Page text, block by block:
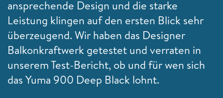
ansprechende Design und die starke
Leistung klingen auf den ersten Blick sehr
überzeugend. Wir haben das Designer
Balkonkraftwerk getestet und verraten in
unserem Test-Bericht, ob und für wen sich
das Yuma 900 Deep Black lohnt.